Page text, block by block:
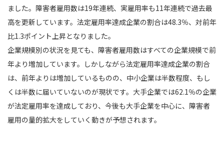
ました。障害者雇用数は19年連続、実雇用率も11年連続で過去最
高を更新しています。法定雇用率達成企業の割合は48.3％、対前年
比1.3ポイント上昇となりました。
企業規模別の状況を見ても、障害者雇用数はすべての企業規模で前
年より増加しています。しかしながら法定雇用率達成企業の割合
は、前年よりは増加しているものの、中小企業は半数程度、もし
くは半数に届いていないのが現状です。大手企業では62.1％の企業
が法定雇用率を達成しており、今後も大手企業を中心に、障害者
雇用の量的拡大をしていく動きが予想されます。